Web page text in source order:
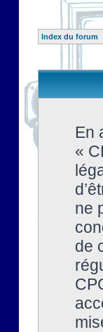
Index du forum
En
«
ne
de